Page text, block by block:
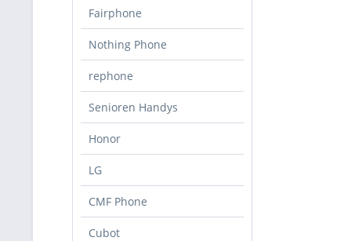
Fairphone
Nothing Phone
rephone
Senioren Handys
Honor
LG
CMF Phone
Cubot